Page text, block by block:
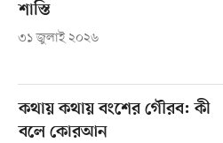
শাস্তি
৩১ জুলাই ২০২৬
কথায় কথায় বংশের গৌরব: কী
বলে কোরআন